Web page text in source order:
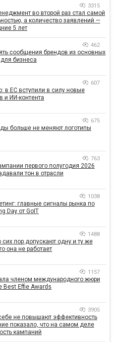
3315
во второй раз стал самой
а количество заявлений —
5 лет
462
сообщения брендов из основных
бизнеса
607
в ЕС вступили в силу новые
и ИИ-контента
675
больше не меняют логотипы
763
первого полугодия 2026
тон в отрасли
1038
главные сигналы рынка по
Day от GoIT
1488
сих пор допускают одну и ту же
она не работает
1157
членом международного жюри
Best Effie Awards
3905
не повышают эффективность
показало, что на самом деле
кампаний